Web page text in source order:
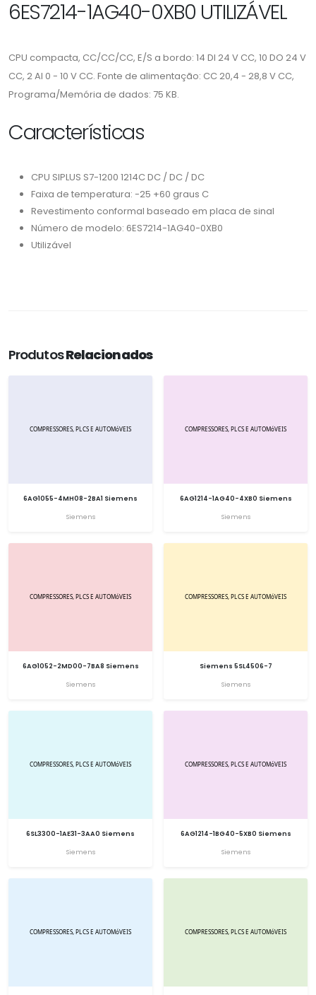
6ES7214-1AG40-0XB0 UTILIZÁVEL
CPU compacta, CC/CC/CC, E/S a bordo: 14 DI 24 V CC, 10 DO 24 V
CC, 2 AI 0 - 10 V CC. Fonte de alimentação: CC 20,4 - 28,8 V CC,
Programa/Memória de dados: 75 KB.
Características
CPU SIPLUS S7-1200 1214C DC / DC / DC
Faixa de temperatura: -25 +60 graus C
Revestimento conformal baseado em placa de sinal
Número de modelo: 6ES7214-1AG40-0XB0
Utilizável
ProdutosRelacionados
6AG1055-4MH08-2BA1 Siemens
Siemens
6AG1214-1AG40-4XB0 Siemens
Siemens
6AG1052-2MD00-7BA8 Siemens
Siemens
Siemens 5SL4506-7
Siemens
6SL3300-1AE31-3AA0 Siemens
Siemens
6AG1214-1BG40-5XB0 Siemens
Siemens